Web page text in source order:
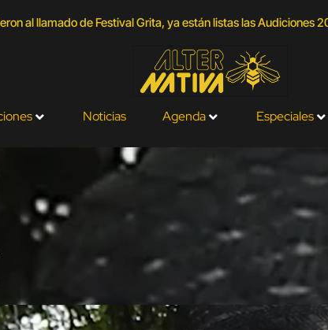
al llamado de Festival Grita, ya están listas las Audiciones
Noticias Agenda Especiales